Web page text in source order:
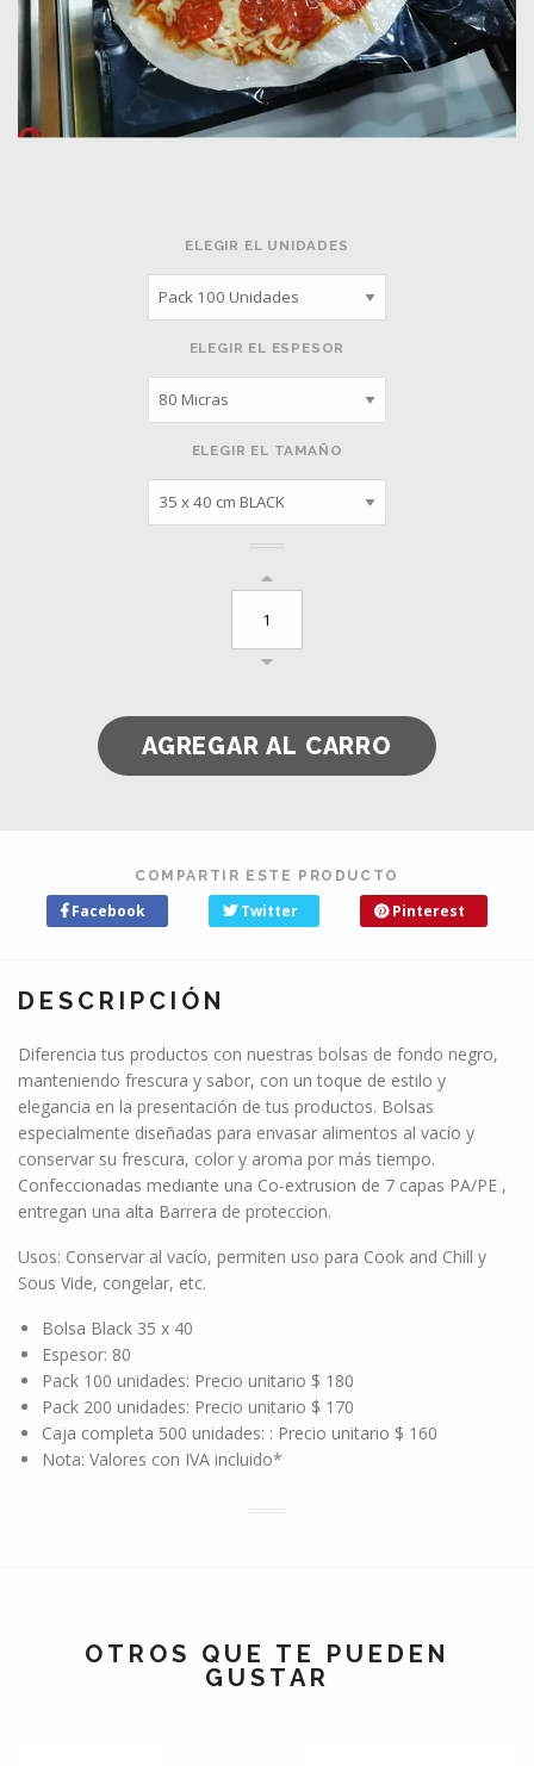
ELEGIR EL UNIDADES
ELEGIR EL ESPESOR
ELEGIR EL TAMAÑO
COMPARTIR ESTE PRODUCTO
Facebook Twitter Pinterest
DESCRIPCIÓN
Diferencia tus productos con nuestras bolsas de fondo negro,
manteniendo frescura y sabor, con un toque de estilo y
elegancia en la presentación de tus productos. Bolsas
especialmente diseñadas para envasar alimentos al vacío y
conservar su frescura, color y aroma por más tiempo.
Confeccionadas mediante una Co-extrusion de 7 capas PA/PE ,
entregan una alta Barrera de proteccion.
Usos: Conservar al vacío, permiten uso para Cook and Chill y
Sous Vide, congelar, etc.
Bolsa Black 35 x 40
Espesor: 80
Pack 100 unidades: Precio unitario $ 180
Pack 200 unidades: Precio unitario $ 170
Caja completa 500 unidades: : Precio unitario $ 160
Nota: Valores con IVA incluido*
OTROS QUE TE PUEDEN
GUSTAR